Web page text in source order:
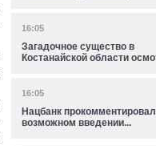
16:05
Загадочное существо в
Костанайской области
16:05
Нацбанк
возможном введении...